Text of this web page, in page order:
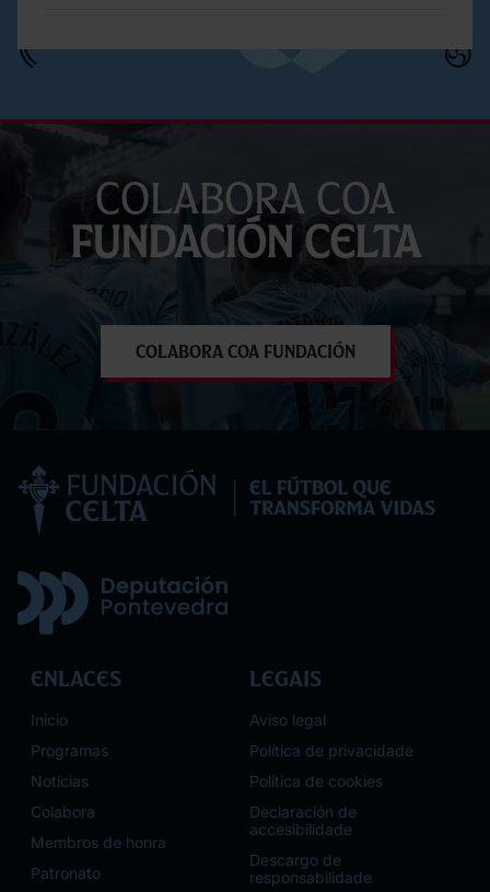
Colabora coa
Fundación Celta
Colabora coa Fundación
Enlaces
Inicio
Programas
Noticias
Colabora
Membros de honra
Patronato
Legais
Aviso legal
Política de privacidade
Política de cookies
Declaración de
accesibilidade
Descargo de
responsabilidade